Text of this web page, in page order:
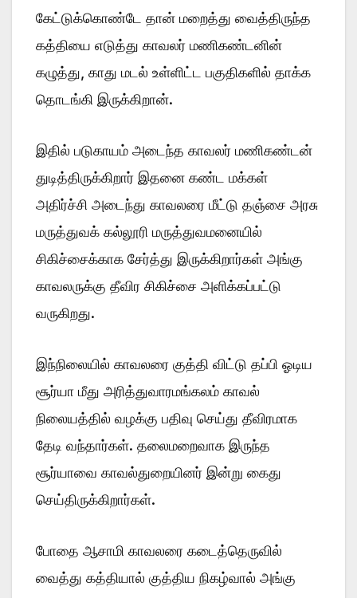
கேட்டுக்கொண்டே தான் மறைத்து வைத்திருந்த
கத்தியை எடுத்து காவலர் மணிகண்டனின்
கழுத்து, காது மடல் உள்ளிட்ட பகுதிகளில் தாக்க
தொடங்கி இருக்கிறான்.
இதில் படுகாயம் அடைந்த காவலர் மணிகண்டன்
துடித்திருக்கிறார் இதனை கண்ட மக்கள்
அதிர்ச்சி அடைந்து காவலரை மீட்டு தஞ்சை அரசு
மருத்துவக் கல்லூரி மருத்துவமனையில்
சிகிச்சைக்காக சேர்த்து இருக்கிறார்கள் அங்கு
காவலருக்கு தீவிர சிகிச்சை அளிக்கப்பட்டு
வருகிறது.
இந்நிலையில் காவலரை குத்தி விட்டு தப்பி ஓடிய
சூர்யா மீது அரித்துவாரமங்கலம் காவல்
நிலையத்தில் வழக்கு பதிவு செய்து தீவிரமாக
தேடி வந்தார்கள். தலைமறைவாக இருந்த
சூர்யாவை காவல்துறையினர் இன்று கைது
செய்திருக்கிறார்கள்.
போதை ஆசாமி காவலரை கடைத்தெருவில்
வைத்து கத்தியால் குத்திய நிகழ்வால் அங்கு